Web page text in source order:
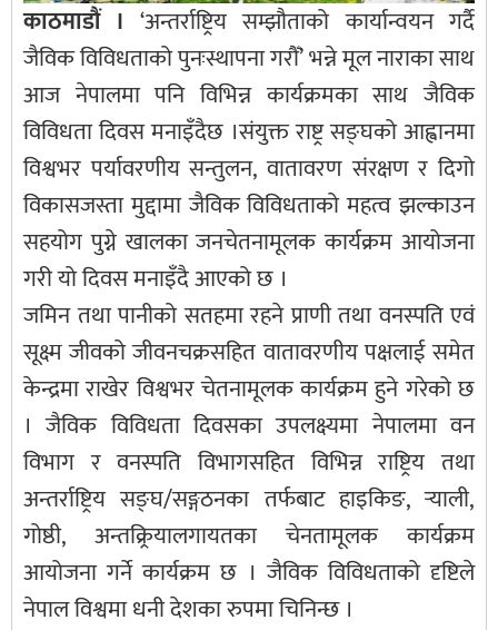
काठमाडौं । ‘अन्तर्राष्ट्रिय सम्झौताको कार्यान्वयन गर्दै
जैविक विविधताको पुनःस्थापना गरौँ’ भन्ने मूल नाराका साथ
आज नेपालमा पनि विभिन्न कार्यक्रमका साथ जैविक
विविधता दिवस मनाइँदैछ ।संयुक्त राष्ट्र सङ्घको आह्वानमा
विश्वभर पर्यावरणीय सन्तुलन, वातावरण संरक्षण र दिगो
विकासजस्ता मुद्दामा जैविक विविधताको महत्व झल्काउन
सहयोग पुग्ने खालका जनचेतनामूलक कार्यक्रम आयोजना
गरी यो दिवस मनाइँदै आएको छ ।
जमिन तथा पानीको सतहमा रहने प्राणी तथा वनस्पति एवं
सूक्ष्म जीवको जीवनचक्रसहित वातावरणीय पक्षलाई समेत
केन्द्रमा राखेर विश्वभर चेतनामूलक कार्यक्रम हुने गरेको छ
। जैविक विविधता दिवसका उपलक्ष्यमा नेपालमा वन
विभाग र वनस्पति विभागसहित विभिन्न राष्ट्रिय तथा
अन्तर्राष्ट्रिय सङ्घ/सङ्गठनका तर्फबाट हाइकिङ, र्‍याली,
गोष्ठी, अन्तक्र्रियालगायतका चेनतामूलक कार्यक्रम
आयोजना गर्ने कार्यक्रम छ । जैविक विविधताको दृष्टिले
नेपाल विश्वमा धनी देशका रुपमा चिनिन्छ ।